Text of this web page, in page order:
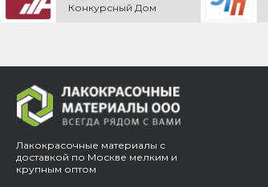
Конкурсный Дом
Лакокрасочные материалы с
доставкой по Москве мелким и
крупным оптом